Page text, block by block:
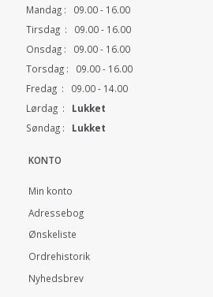
Mandag : 09.00 - 16.00
Tirsdag : 09.00 - 16.00
Onsdag : 09.00 - 16.00
Torsdag : 09.00 - 16.00
Fredag : 09.00 - 14.00
Lørdag : Lukket
Søndag : Lukket
KONTO
Min konto
Adressebog
Ønskeliste
Ordrehistorik
Nyhedsbrev